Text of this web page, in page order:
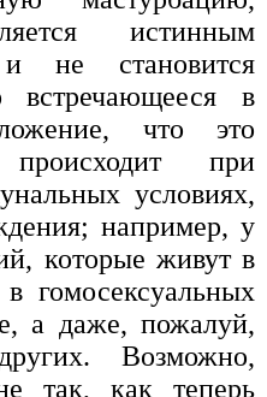
истинным
и не становится
встречающееся в
что это
при
условиях,
например, у
которые живут в
гомосексуальных
а даже, пожалуй,
Возможно,
так, как теперь